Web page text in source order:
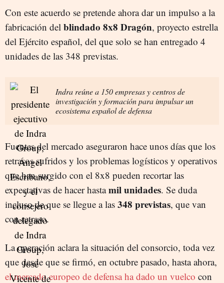
Con este acuerdo se pretende ahora dar un impulso a la
fabricación del blindado 8x8 Dragón, proyecto estrella
del Ejército español, del que solo se han entregado 4
unidades de las 348 previstas.
Indra reúne a 150 empresas y centros de
investigación y formación para impulsar un
ecosistema español de defensa
Fuentes del mercado aseguraron hace unos días que los
retrasos sufridos y los problemas logísticos y operativos
que han surgido con el 8x8 pueden recortar las
expectativas de hacer hastamil unidades. Se duda
incluso de que se llegue a las 348 previstas, que van
con retraso.
La operación aclara la situación del consorcio, toda vez
que desde que se firmó, en octubre pasado, hasta ahora,
el mercado europeo de defensa ha dado un vuelco con